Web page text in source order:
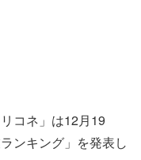
コネ」は12月19
ンキング」を発表し